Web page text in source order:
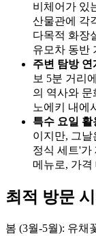
비체어가 있
산물관에 각
다목적 화장
유모차 동반
주변 탐방 연
보 5분 거리
의 역사와 문
노에키 내에
특수 요일 활
이지만, 그날
정식 세트'가
메뉴로, 가격
최적 방문
봄 (3월-5월): 유채